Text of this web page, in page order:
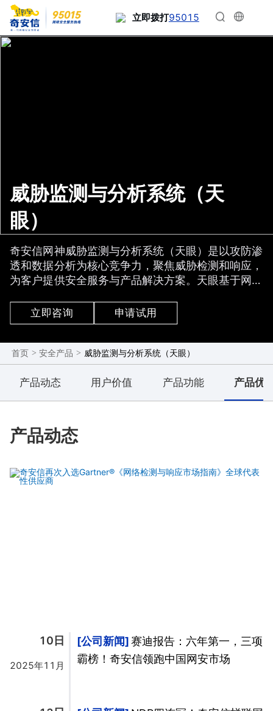
立即拨打95015
威胁监测与分析系统（天
眼）
奇安信网神威胁监测与分析系统（天眼）是以攻防渗
透和数据分析为核心竞争力，聚焦威胁检测和响应，
为客户提供安全服务与产品解决方案。天眼基于网络
件虚拟执行、机器学习等技术，精准发现网络中针对
主机与服务器的已知高级网络攻击和未知的新型网络
终端日志进行存储和查询，结合威胁情报和攻击链分
析对事件进行分析、研判和回溯，同时结合边界
NDR、终端EDR以及自动化编排处置可以及时的阻断
威胁。
立即咨询 申请试用
首页 > 安全产品 > 威胁监测与分析系统（天眼）
产品动态 用户价值 产品功能 产品优
产品动态
10日
2025年11月
公司新闻
赛迪报告：六年第一，三项
霸榜！奇安信领跑中国网安市场